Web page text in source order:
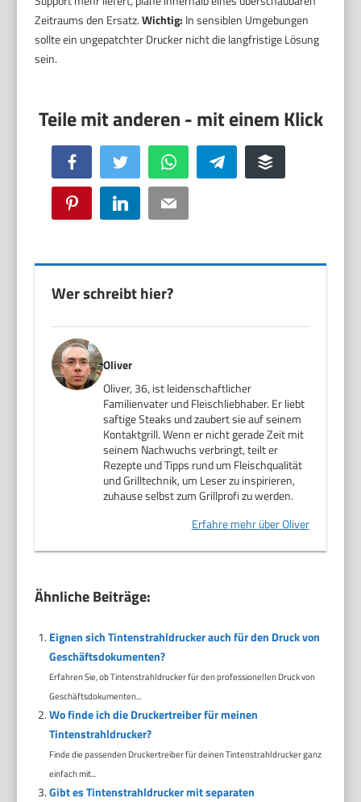
Zeitraums den Ersatz.Wichtig: In sensiblen Umgebungen
sollte ein ungepatchter Drucker nicht die langfristige Lösung
sein.
Facebook Twitter WhatsApp Telegram Buffer
Pinterest LinkedIn Email
Wer schreibt hier?
Oliver
Oliver, 36, ist leidenschaftlicher
Familienvater und Fleischliebhaber. Er liebt
saftige Steaks und zaubert sie auf seinem
Kontaktgrill. Wenn er nicht gerade Zeit mit
seinem Nachwuchs verbringt, teilt er
Rezepte und Tipps rund um Fleischqualität
und Grilltechnik, um Leser zu inspirieren,
zuhause selbst zum Grillprofi zu werden.
Erfahre mehr über Oliver
Ähnliche Beiträge:
Eignen sich Tintenstrahldrucker auch für den Druck von
Geschäftsdokumenten?
Erfahren Sie, ob Tintenstrahldrucker für den professionellen Druck von
Geschäftsdokumenten...
Wo finde ich die Druckertreiber für meinen
Tintenstrahldrucker?
Finde die passenden Druckertreiber für deinen Tintenstrahldrucker ganz
einfach mit...
Gibt es Tintenstrahldrucker mit separaten